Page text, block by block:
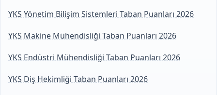
YKS Yönetim Bilişim Sistemleri Taban Puanları 2026
YKS Makine Mühendisliği Taban Puanları 2026
YKS Endüstri Mühendisliği Taban Puanları 2026
YKS Diş Hekimliği Taban Puanları 2026